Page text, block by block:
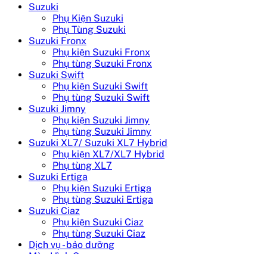
Suzuki
Phụ Kiện Suzuki
Phụ Tùng Suzuki
Suzuki Fronx
Phụ kiện Suzuki Fronx
Phụ tùng Suzuki Fronx
Suzuki Swift
Phụ kiện Suzuki Swift
Phụ tùng Suzuki Swift
Suzuki Jimny
Phụ kiện Suzuki Jimny
Phụ tùng Suzuki Jimny
Suzuki XL7/ Suzuki XL7 Hybrid
Phụ kiện XL7/XL7 Hybrid
Phụ tùng XL7
Suzuki Ertiga
Phụ kiện Suzuki Ertiga
Phụ tùng Suzuki Ertiga
Suzuki Ciaz
Phụ kiện Suzuki Ciaz
Phụ tùng Suzuki Ciaz
Dịch vụ - bảo dưỡng